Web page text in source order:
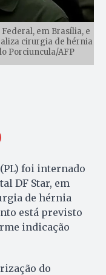
em Brasília, e
cirurgia de hérnia
Porciuncula/AFP
foi internado
DF Star, em
de hérnia
está previsto
indicação
do